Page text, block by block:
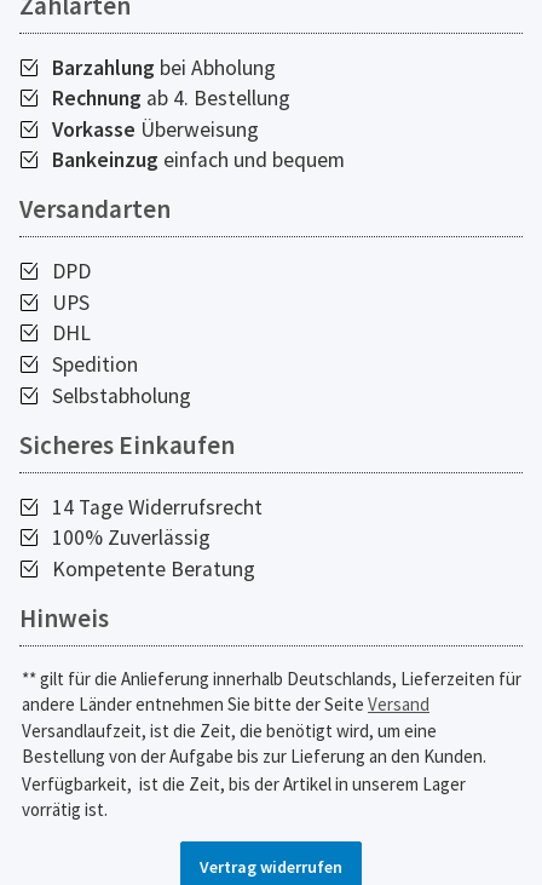
Barzahlung bei Abholung
Rechnung ab 4. Bestellung
Vorkasse Überweisung
Bankeinzug einfach und bequem
Versandarten
DPD
UPS
DHL
Spedition
Selbstabholung
Sicheres Einkaufen
14 Tage Widerrufsrecht
100% Zuverlässig
Kompetente Beratung
Hinweis
** gilt für die Anlieferung innerhalb Deutschlands, Lieferzeiten für
andere Länder entnehmen Sie bitte der Seite Versand
Versandlaufzeit, ist die Zeit, die benötigt wird, um eine
Bestellung von der Aufgabe bis zur Lieferung an den Kunden.
Verfügbarkeit, ist die Zeit, bis der Artikel in unserem Lager
vorrätig ist.
Vertrag widerrufen